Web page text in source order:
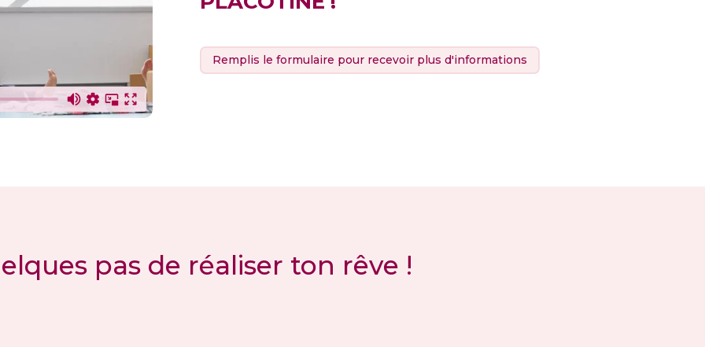
Remplis le formulaire pour recevoir plus d'informations
pas de réaliser ton rêve !